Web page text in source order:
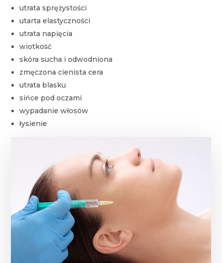
utrata sprężystości
utarta elastyczności
utrata napięcia
wiotkość
skóra sucha i odwodniona
zmęczona cienista cera
utrata blasku
sińce pod oczami
wypadanie włosów
łysienie